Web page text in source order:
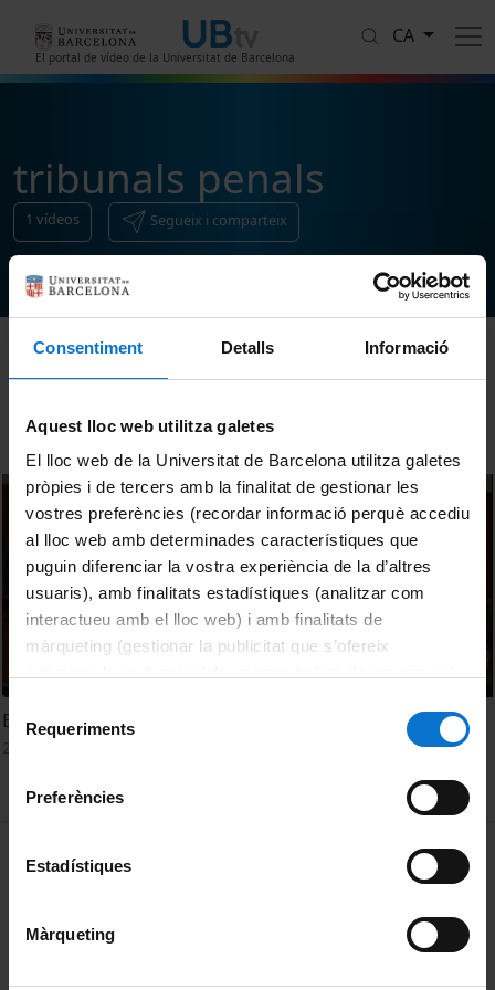
Consentiment Detalls Informació
Aquest lloc web utilitza galetes
El lloc web de la Universitat de Barcelona utilitza galetes
pròpies i de tercers amb la finalitat de gestionar les
vostres preferències (recordar informació perquè accediu
al lloc web amb determinades característiques que
puguin diferenciar la vostra experiència de la d’altres
usuaris), amb finalitats estadístiques (analitzar com
interactueu amb el lloc web) i amb finalitats de
màrqueting (gestionar la publicitat que s’ofereix
consultar laPolítica de galetes del lloc web de la
de Requeriments
Preferències
Estadístiques
Màrqueting
El portal de vídeo de la Universitat de Barcelona
CA
tribunals penals
1 vídeos Segueix i comparteix
Ordenar
El rol del psicólogo forense en los tribunales de justicia
MENÚ PEU 1
Privadesa i termes